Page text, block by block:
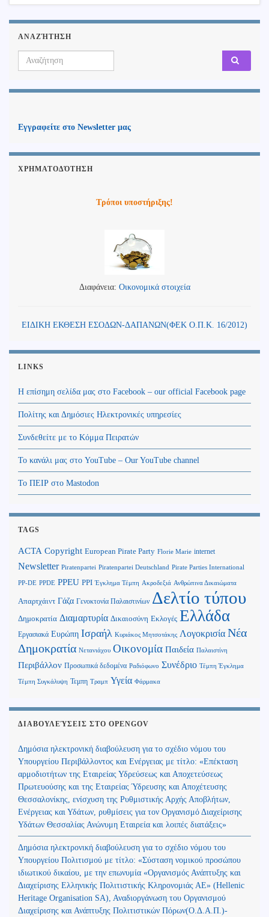
ΑΝΑΖΉΤΗΣΗ
Search for:
Εγγραφείτε στο Newsletter μας
ΧΡΗΜΑΤΟΔΌΤΗΣΗ
Τρόποι υποστήριξης!
Διαφάνεια: Οικονομικά στοιχεία
ΕΙΔΙΚΗ ΕΚΘΕΣΗ ΕΣΟΔΩΝ-ΔΑΠΑΝΩΝ(ΦΕΚ Ο.Π.Κ. 16/2012)
LINKS
Η επίσημη σελίδα μας στο Facebook – our official Facebook page
Πολίτης και Δημόσιες Ηλεκτρονικές υπηρεσίες
Συνδεθείτε με το Κόμμα Πειρατών
Το κανάλι μας στο YouTube – Our YouTube channel
Το ΠΕΙΡ στο Mastodon
TAGS
ACTA Copyright European Pirate Party Florie Marie internet
Newsletter Piratenpartei Piratenpartei Deutschland Pirate Parties International
PP-DE PPDE PPEU PPI Έγκλημα Τέμπη Ακροδεξιά Ανθρώπινα Δικαιώματα
Απαρτχάιντ Γάζα Γενοκτονία Παλαιστινίων Δελτίο τύπου
Δημοκρατία Διαμαρτυρία Δικαιοσύνη Εκλογές Ελλάδα
Εργασιακά Ευρώπη Ισραήλ Κυριάκος Μητσοτάκης Λογοκρισία Νέα
Δημοκρατία Νετανιάχου Οικονομία Παιδεία Παλαιστίνη
Περιβάλλον Προσωπικά δεδομένα Ραδιόφωνο Συνέδριο Τέμπη Έγκλημα
Τέμπη Συγκάλυψη Τεμπη Τραμπ Υγεία Φάρμακα
ΔΙΑΒΟΥΛΕΎΣΕΙΣ ΣΤΟ OPENGOV
Δημόσια ηλεκτρονική διαβούλευση για το σχέδιο νόμου του
Υπουργείου Περιβάλλοντος και Ενέργειας με τίτλο: «Επέκταση
αρμοδιοτήτων της Εταιρείας Υδρεύσεως και Αποχετεύσεως
Πρωτευούσης και της Εταιρείας Ύδρευσης και Αποχέτευσης
Θεσσαλονίκης, ενίσχυση της Ρυθμιστικής Αρχής Αποβλήτων,
Ενέργειας και Υδάτων, ρυθμίσεις για τον Οργανισμό Διαχείρισης
Υδάτων Θεσσαλίας Ανώνυμη Εταιρεία και λοιπές διατάξεις»
Δημόσια ηλεκτρονική διαβούλευση για το σχέδιο νόμου του
Υπουργείου Πολιτισμού με τίτλο: «Σύσταση νομικού προσώπου
ιδιωτικού δικαίου, με την επωνυμία «Οργανισμός Ανάπτυξης και
Διαχείρισης Ελληνικής Πολιτιστικής Κληρονομιάς ΑΕ» (Hellenic
Heritage Organisation SA), Αναδιοργάνωση του Οργανισμού
Διαχείρισης και Ανάπτυξης Πολιτιστικών Πόρων(Ο.Δ.Α.Π.)-